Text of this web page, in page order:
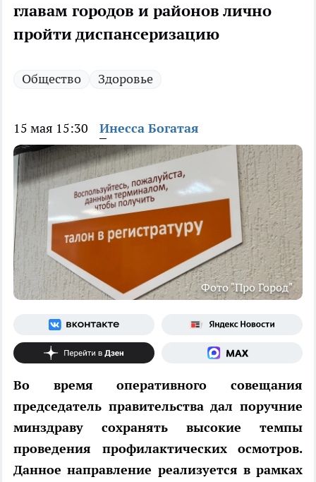
главам городов и районов лично
пройти диспансеризацию
Общество Здоровье
15 мая 15:30 Инесса Богатая
Фото "Про Город"
Во время оперативного совещания
председатель правительства дал поручние
минздраву сохранять высокие темпы
проведения профилактических осмотров.
Данное направление реализуется в рамках